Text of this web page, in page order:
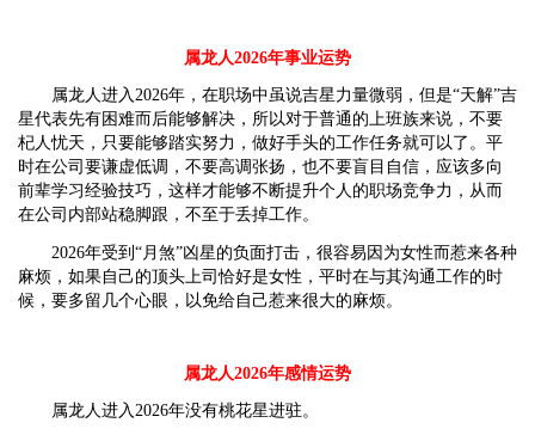
属龙人2026年事业运势
属龙人进入2026年，在职场中虽说吉星力量微弱，但是“天解”吉
星代表先有困难而后能够解决，所以对于普通的上班族来说，不要
杞人忧天，只要能够踏实努力，做好手头的工作任务就可以了。平
时在公司要谦虚低调，不要高调张扬，也不要盲目自信，应该多向
前辈学习经验技巧，这样才能够不断提升个人的职场竞争力，从而
在公司内部站稳脚跟，不至于丢掉工作。
2026年受到“月煞”凶星的负面打击，很容易因为女性而惹来各种
麻烦，如果自己的顶头上司恰好是女性，平时在与其沟通工作的时
候，要多留几个心眼，以免给自己惹来很大的麻烦。
属龙人2026年感情运势
属龙人进入2026年没有桃花星进驻。